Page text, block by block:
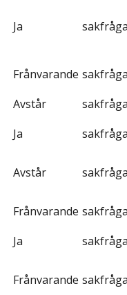
Ja
Frånvarande
Avstår
Ja
Avstår
Frånvarande
Ja
Frånvarande